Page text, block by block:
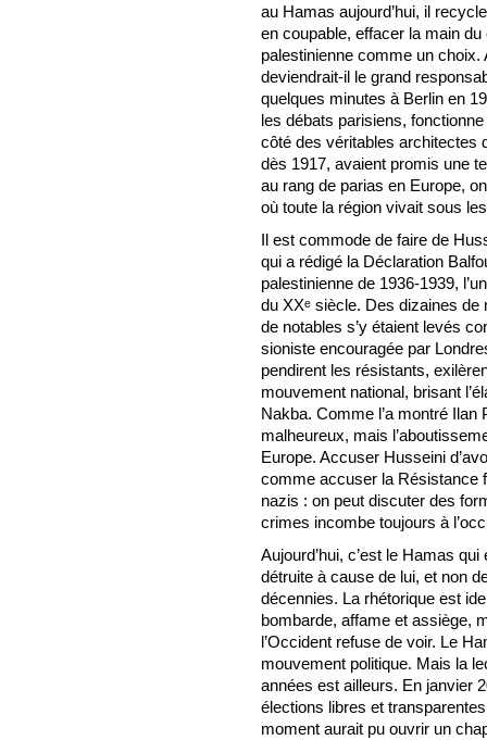
au Hamas aujourd’hui, il
en coupable, effacer la main
palestinienne comme un
deviendrait-il le grand
quelques minutes à Berlin en
les débats parisiens,
côté des véritables architectes
dès 1917, avaient promis une
au rang de parias en Europe,
où toute la région vivait sous
Il est commode de faire de
qui a rédigé la Déclaration
palestinienne de 1936-1939,
du XXᵉ siècle. Des dizaines de
de notables s’y étaient levés
sioniste encouragée par
pendirent les résistants,
mouvement national, brisant
Nakba. Comme l’a montré Ilan
malheureux, mais
Europe. Accuser Husseini
comme accuser la Résistance
nazis : on peut discuter des
crimes incombe toujours à
Aujourd’hui, c’est le Hamas
détruite à cause de lui, et non
décennies. La rhétorique est
bombarde, affame et assiège,
l’Occident refuse de voir. Le
mouvement politique. Mais la
années est ailleurs. En janvier
élections libres et
moment aurait pu ouvrir un